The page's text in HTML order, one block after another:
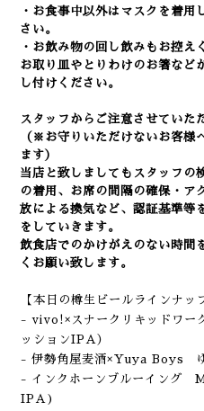
・お食事中以外はマスクを着用
さい。
・お飲み物の回し飲みもお控え
お取り皿やとりわけのお箸など
し付けください。
スタッフからご注意させていた
（※お守りいただけないお客様
ます）
当店と致しましてもスタッフの
の着用、 お席の間隔の確保・ア
放による換気など、認証基準等
をしていきます。
飲食店でのかけがえのない時間
くお願い致します。
【本日の樽生ビールラインナッ
- vivo!×スナークリキッドワ
ッションIPA）
- 伊勢角屋麦酒×Yuya Boys
- インクホーンブルーイング
IPA )